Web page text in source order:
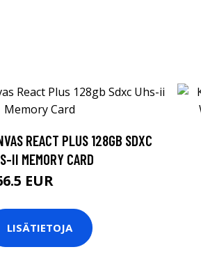
REACT PLUS 128GB SDXC
II MEMORY CARD
EUR
LISÄTIETOJA